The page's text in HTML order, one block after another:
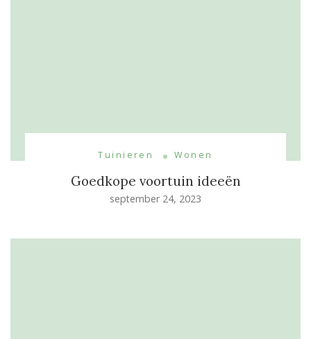
Tuinieren Wonen
Goedkope voortuin ideeën
september 24, 2023